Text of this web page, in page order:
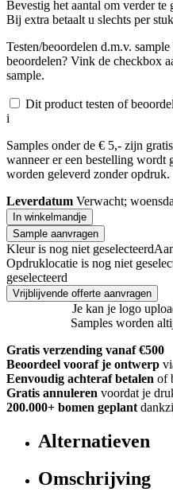
Bevestig het aantal om verder te
Bij extra betaalt u slechts per stuk
Testen/beoordelen d.m.v. sample
beoordelen? Vink de checkbox
sample.
Dit product testen of
i
Samples onder de € 5,- zijn
wanneer er een bestelling wordt
worden geleverd zonder opdruk.
Leverdatum Verwacht;
In winkelmandje
Sample aanvragen
Kleur is nog niet geselecteerd
Opdruklocatie is nog niet
geselecteerd
Vrijblijvende offerte aanvragen
Je kan je logo
Samples worden
Gratis verzending vanaf €500
Beoordeel vooraf je ontwerp
Eenvoudig achteraf betalen of
Gratis annuleren voordat je
200.000+ bomen geplant
Alternatieven
Omschrijving